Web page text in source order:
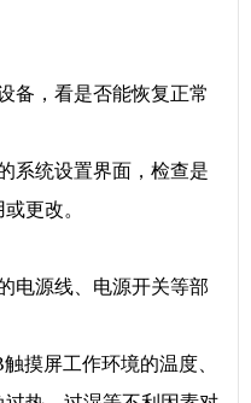
备，看是否能恢复正常
系统设置界面，检查是
更改。
电源线、电源开关等部
摸屏工作环境的温度、